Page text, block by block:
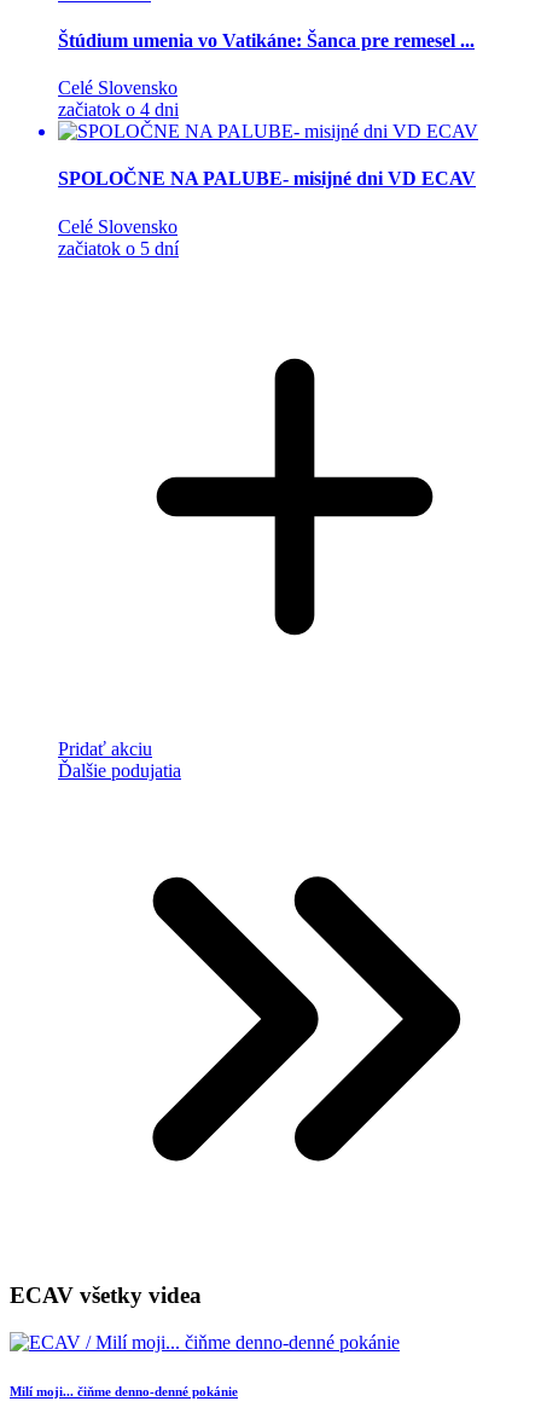
Štúdium umenia vo Vatikáne: Šanca pre remesel ...
Celé Slovensko
začiatok o 4 dni
SPOLOČNE NA PALUBE- misijné dni VD ECAV
Celé Slovensko
začiatok o 5 dní
Pridať akciu
Ďalšie podujatia
ECAV všetky videa
Milí moji... čiňme denno-denné pokánie